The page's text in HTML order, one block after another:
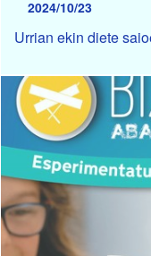
2024/10/23
Urrian ekin diete